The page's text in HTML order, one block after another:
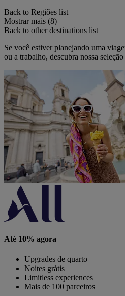
Back to Regiões list
Mostrar mais (8)
Back to other destinations list
Se você estiver planejando uma
ou a trabalho, descubra nossa
Até 10% agora
Upgrades de quarto
Noites grátis
Limitless experiences
Mais de 100 parceiros